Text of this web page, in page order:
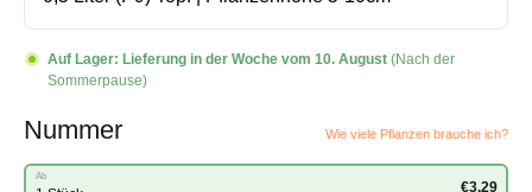
Auf Lager: Lieferung in der Woche vom 10. August (Nach der
Sommerpause)
Nummer Wie viele Pflanzen brauche ich?
Ab
€3,29